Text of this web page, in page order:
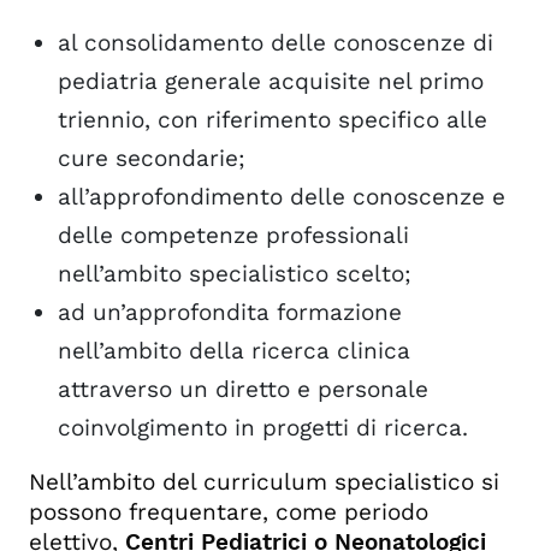
al consolidamento delle conoscenze di
pediatria generale acquisite nel primo
triennio, con riferimento specifico alle
cure secondarie;
all’approfondimento delle conoscenze e
delle competenze professionali
nell’ambito specialistico scelto;
ad un’approfondita formazione
nell’ambito della ricerca clinica
attraverso un diretto e personale
coinvolgimento in progetti di ricerca.
Nell’ambito del curriculum specialistico si
possono frequentare, come periodo
elettivo, Centri Pediatrici o Neonatologici